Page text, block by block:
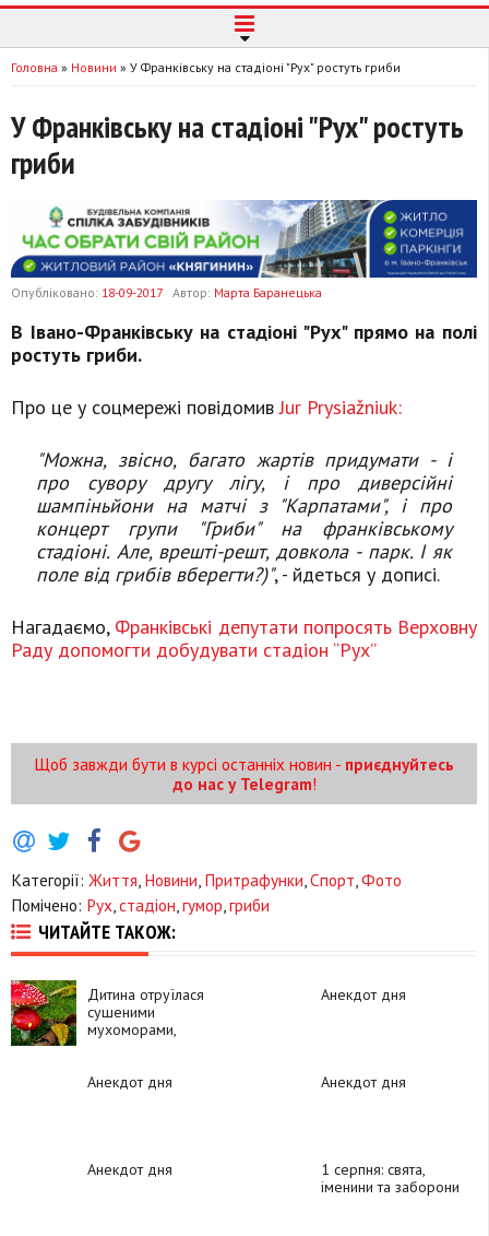
Головна » Новини » У Франківську на стадіоні "Рух" ростуть гриби
У Франківську на стадіоні "Рух" ростуть
гриби
Опубліковано: 18-09-2017 Автор: Марта Баранецька
В Івано-Франківську на стадіоні "Рух" прямо на полі
ростуть гриби.
Про це у соцмережі повідомивJur Prysiažniuk:
"Можна, звісно, багато жартів придумати - і
про сувору другу лігу, і про диверсійні
шампіньйони на матчі з "Карпатами", і про
концерт групи "Гриби" на франківському
стадіоні. Але, врешті-решт, довкола - парк. І як
поле від грибів вберегти?)", - йдеться у дописі.
Нагадаємо, Франківські депутати попросять Верховну
Раду допомогти добудувати стадіон “Рух”
Щоб завжди бути в курсі останніх новин - приєднуйтесь
до нас у Telegram!
Категорії: Життя Новини Притрафунки Спорт Фото
Помічено: Рух стадіон гумор гриби
ЧИТАЙТЕ ТАКОЖ:
Дитина отруїлася
сушеними
мухоморами,
на Прикарпатті
Анекдот дня
Анекдот дня Анекдот дня
Анекдот дня
1 серпня: свята,
іменини та заборони